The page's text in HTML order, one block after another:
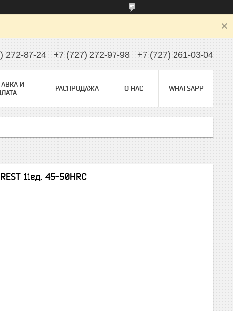
272-87-24 +7 (727) 272-97-98 +7 (727) 261-03-04
И
РАСПРОДАЖА О НАС WHATSAPP
11ед. 45-50HRC